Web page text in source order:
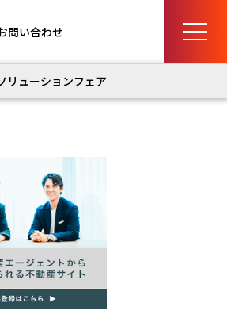
問い合わせ
リューションフェア